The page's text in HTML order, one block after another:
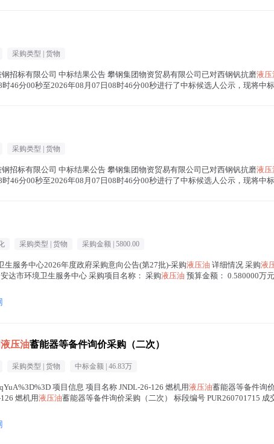
采购类型 | 货物
钢招标有限公司 中标结果公告 攀钢集团物资贸易有限公司已对西钢钒抗磨液压
46分00秒至2026年08月07日08时46分00秒进行了中标候选人公示，现将中
采购类型 | 货物
钢招标有限公司 中标结果公告 攀钢集团物资贸易有限公司已对西钢钒抗磨液压
46分00秒至2026年08月07日08时46分00秒进行了中标候选人公示，现将中
采购类型 | 货物 采购金额 | 5800.00
生服务中心2026年度政府采购意向公告(第27批)-采购液压油 详细情况 采购液
达市环境卫生服务中心 采购项目名称： 采购液压油 预算金额： 0.580000万
液压油蓄能器等备件询价采购（二次）
采购类型 | 货物 中标金额 | 46.83万
项目信息 项目名称 JNDL-26-126 燃机用液压油蓄能器等备件询
燃机用液压油蓄能器等备件询价采购（二次） 标段编号 PUR260701715 成